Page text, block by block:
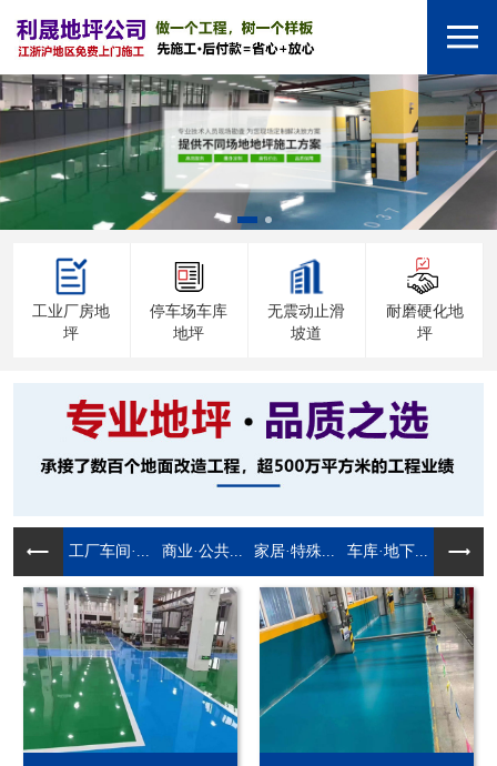
工业厂房地
坪
停车场车库
地坪
无震动止滑
坡道
耐磨硬化地
坪
工厂车间·... 商业·公共... 家居·特殊... 车库·地下...